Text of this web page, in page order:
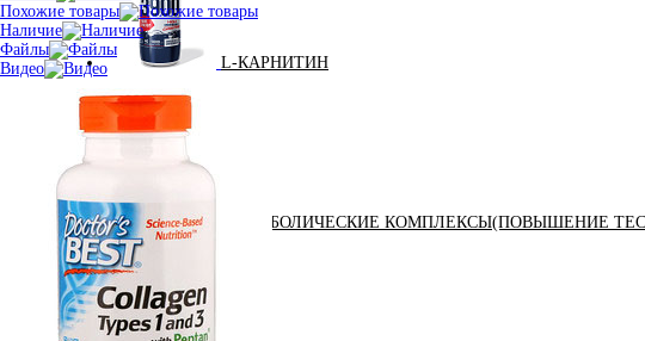
L-КАРНИТИН
АНАБОЛИЧЕСКИЕ КОМПЛЕКСЫ(ПОВЫШЕНИЕ
Похожие товары
Наличие
Файлы
Видео